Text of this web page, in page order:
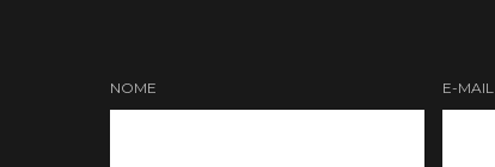
NOME E-MAIL